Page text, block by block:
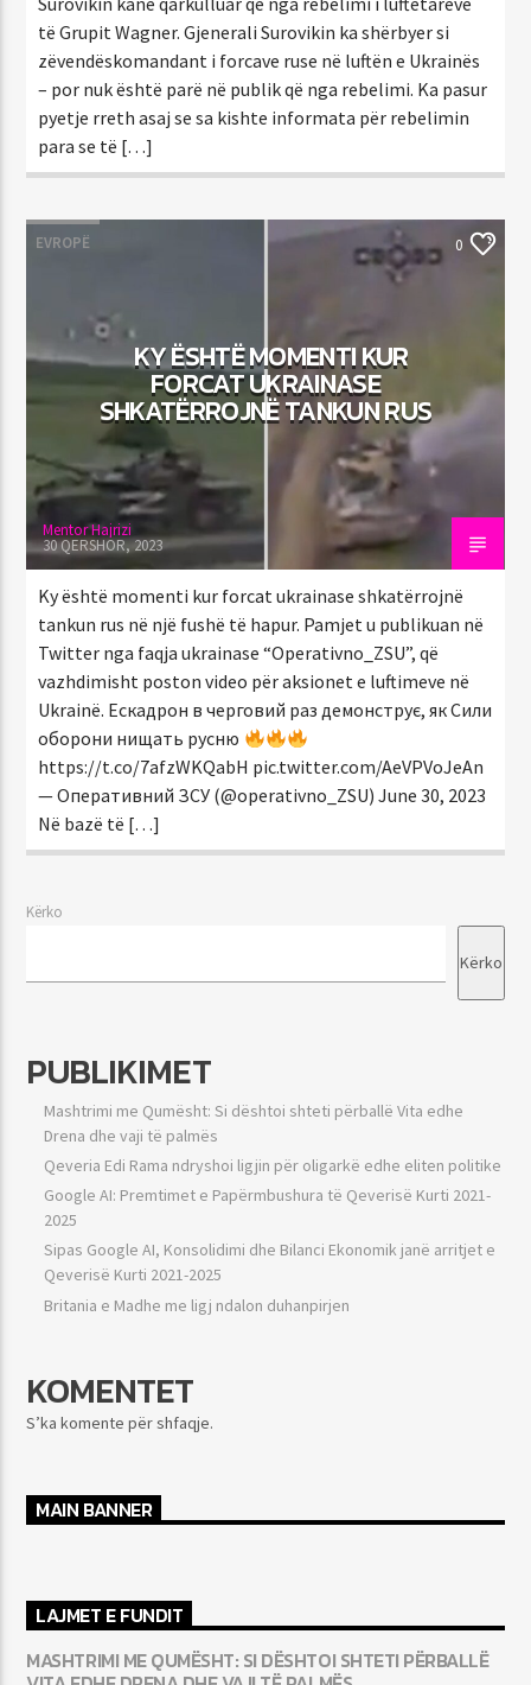
të Grupit Wagner. Gjenerali Surovikin ka shërbyer si
zëvendëskomandant i forcave ruse në luftën e Ukrainës
– por nuk është parë në publik që nga rebelimi. Ka pasur
pyetje rreth asaj se sa kishte informata për rebelimin
para se të […]
EVROPË 0
KY ËSHTË MOMENTI KUR
FORCAT UKRAINASE
SHKATËRROJNË TANKUN RUS
Mentor Hajrizi
30 QERSHOR, 2023
Ky është momenti kur forcat ukrainase shkatërrojnë
tankun rus në një fushë të hapur. Pamjet u publikuan në
Twitter nga faqja ukrainase “Operativno_ZSU”, që
vazhdimisht poston video për aksionet e luftimeve në
Ukrainë. Ескадрон в черговий раз демонструє, як Сили
оборони нищать русню
https://t.co/7afzWKQabH pic.twitter.com/AeVPVoJeAn
— Оперативний ЗСУ (@operativno_ZSU) June 30, 2023
Në bazë të […]
Kërko
Kërko
PUBLIKIMET
Mashtrimi me Qumësht: Si dështoi shteti përballë Vita edhe
Drena dhe vaji të palmës
Qeveria Edi Rama ndryshoi ligjin për oligarkë edhe eliten politike
Google AI: Premtimet e Papërmbushura të Qeverisë Kurti 2021-
2025
Sipas Google AI, Konsolidimi dhe Bilanci Ekonomik janë arritjet e
Qeverisë Kurti 2021-2025
Britania e Madhe me ligj ndalon duhanpirjen
KOMENTET
S’ka komente për shfaqje.
MAIN BANNER
LAJMET E FUNDIT
MASHTRIMI ME QUMËSHT: SI DËSHTOI SHTETI PËRBALLË